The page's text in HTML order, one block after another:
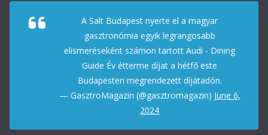
A Salt Budapest nyerte el a magyar
gasztronómia egyik legrangosabb
elismeréseként számon tartott Audi - Dining
Guide Év étterme díjat a hétfő este
Budapesten megrendezett díjátadón.
— GasztroMagazin (@gasztromagazin) June 6,
2024